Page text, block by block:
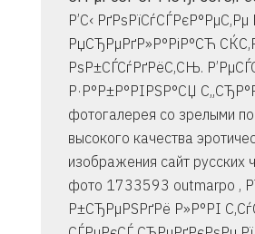
Р’С‹
РџСЂРµРґР»Р°РіР°СЋ
РѕР±СЃСѓРґРёС‚СЊ.
Р·Р°Р±Р°РІРЅР°СЏ
фотогалерея со зрелыми
высокого качества
изображения сайт русских
фото 1733593 outmarpo ,
Р±СЂРµРЅРґРё Р»Р°РІ